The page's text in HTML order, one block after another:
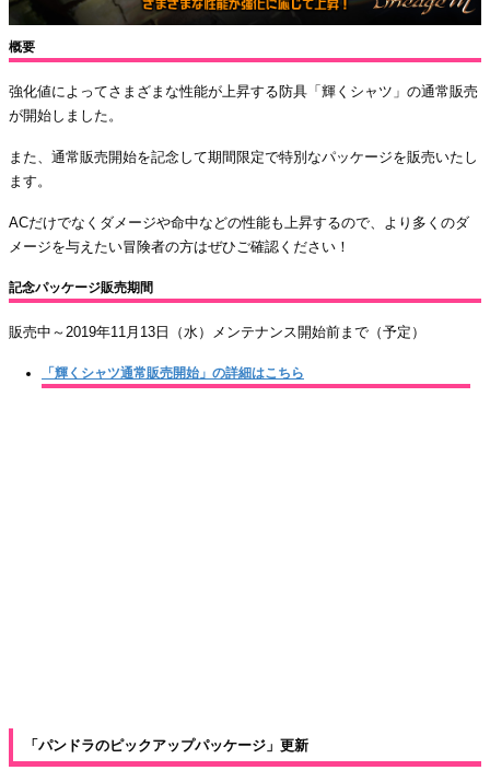
概要
強化値によってさまざまな性能が上昇する防具「輝くシャツ」の通常販売
が開始しました。
また、通常販売開始を記念して期間限定で特別なパッケージを販売いたし
ます。
ACだけでなくダメージや命中などの性能も上昇するので、より多くのダ
メージを与えたい冒険者の方はぜひご確認ください！
記念パッケージ販売期間
販売中～2019年11月13日（水）メンテナンス開始前まで（予定）
「輝くシャツ通常販売開始」の詳細はこちら
「パンドラのピックアップパッケージ」更新